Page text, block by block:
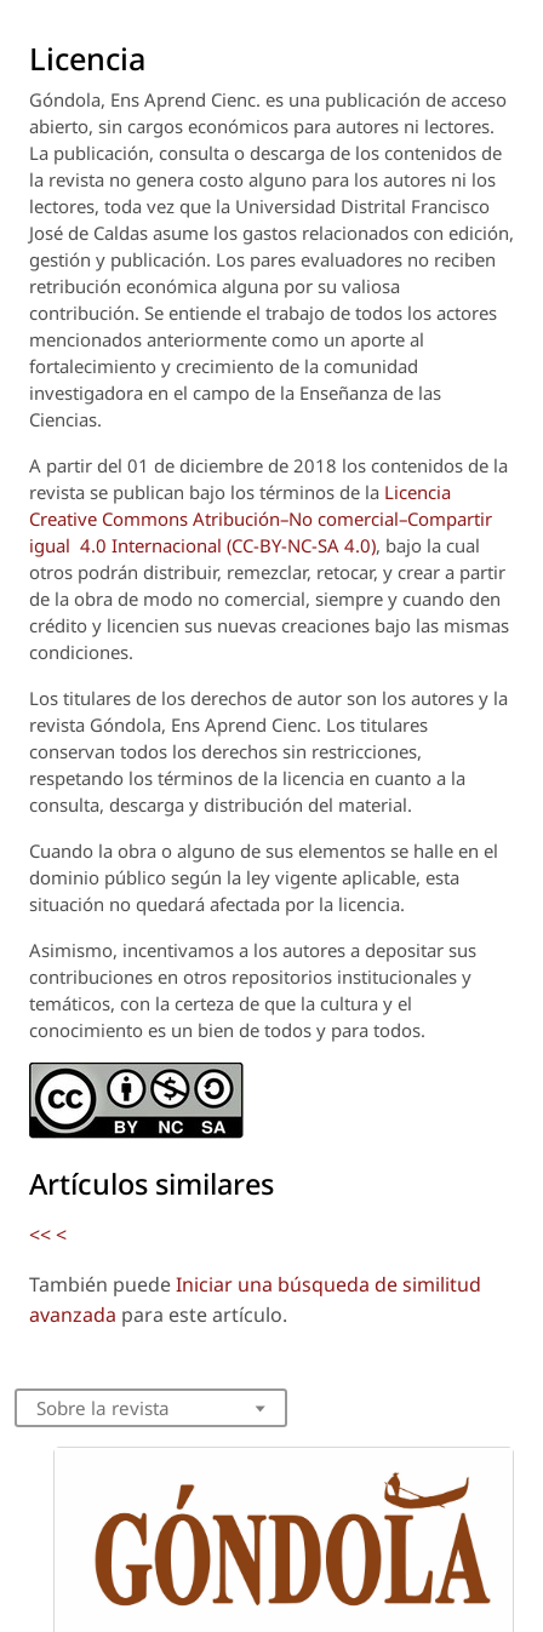
Licencia
Góndola, Ens Aprend Cienc. es una publicación de acceso
abierto, sin cargos económicos para autores ni lectores.
La publicación, consulta o descarga de los contenidos de
la revista no genera costo alguno para los autores ni los
lectores, toda vez que la Universidad Distrital Francisco
José de Caldas asume los gastos relacionados con edición,
gestión y publicación. Los pares evaluadores no reciben
retribución económica alguna por su valiosa
contribución. Se entiende el trabajo de todos los actores
mencionados anteriormente como un aporte al
fortalecimiento y crecimiento de la comunidad
investigadora en el campo de la Enseñanza de las
Ciencias.
A partir del 01 de diciembre de 2018 los contenidos de la
revista se publican bajo los términos de la Licencia
Creative Commons Atribución–No comercial–Compartir
igual 4.0 Internacional (CC-BY-NC-SA 4.0), bajo la cual
otros podrán distribuir, remezclar, retocar, y crear a partir
de la obra de modo no comercial, siempre y cuando den
crédito y licencien sus nuevas creaciones bajo las mismas
condiciones.
Los titulares de los derechos de autor son los autores y la
revista Góndola, Ens Aprend Cienc. Los titulares
conservan todos los derechos sin restricciones,
respetando los términos de la licencia en cuanto a la
consulta, descarga y distribución del material.
Cuando la obra o alguno de sus elementos se halle en el
dominio público según la ley vigente aplicable, esta
situación no quedará afectada por la licencia.
Asimismo, incentivamos a los autores a depositar sus
contribuciones en otros repositorios institucionales y
temáticos, con la certeza de que la cultura y el
conocimiento es un bien de todos y para todos.
Artículos similares
<<<
También puedeIniciar una búsqueda de similitud
avanzada para este artículo.
Sobre la revista